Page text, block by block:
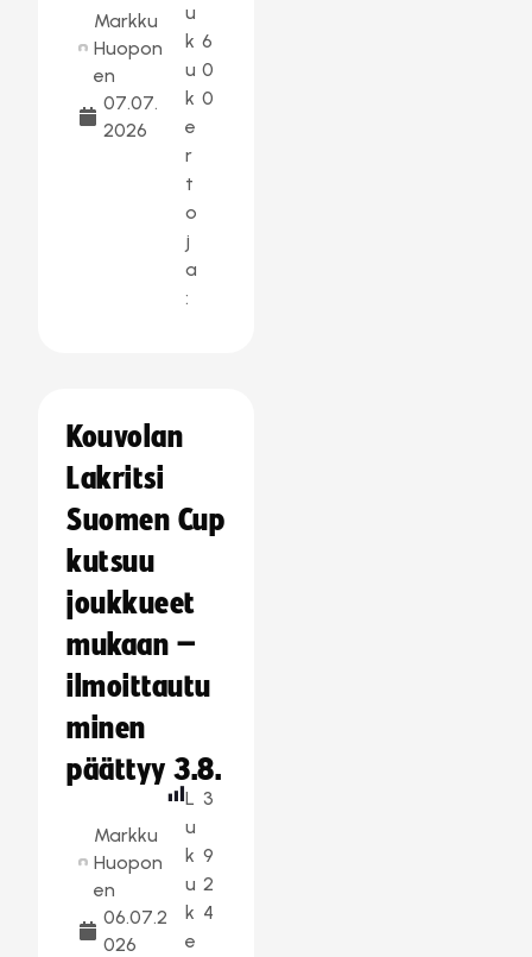
Markku
Huopon
en
07.07.
2026
u
k
u
k
e
r
t
o
j
a
:
6
0
0
Kouvolan
Lakritsi
Suomen Cup
kutsuu
joukkueet
mukaan –
ilmoittautu
minen
päättyy 3.8.
Markku
Huopon
en
06.07.2
026
L
u
k
u
k
e
3
9
2
4